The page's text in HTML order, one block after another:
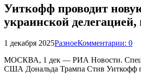
Уиткофф проводит
украинской
1 декабря 2025РазноеКомментарии: 0
МОСКВА, 1 дек — РИА Новости.
США Дональда Трампа Стив Уиткофф